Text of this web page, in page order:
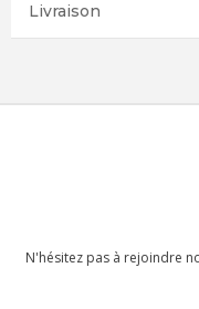
Livraison
N'hésitez pas à rejoindre